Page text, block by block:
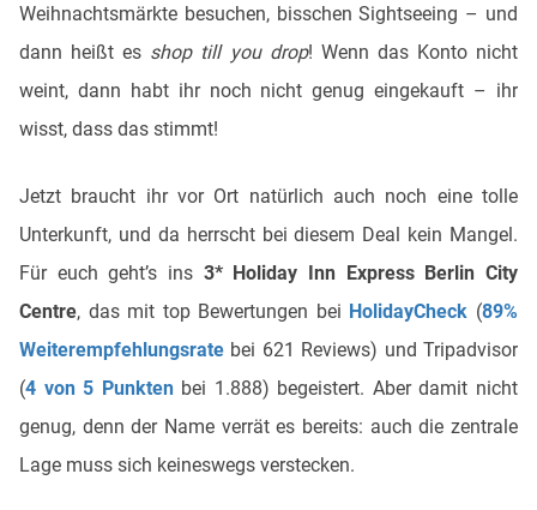
Weihnachtsmärkte besuchen, bisschen Sightseeing – und
dann heißt es shop till you drop! Wenn das Konto nicht
weint, dann habt ihr noch nicht genug eingekauft – ihr
wisst, dass das stimmt!
Jetzt braucht ihr vor Ort natürlich auch noch eine tolle
Unterkunft, und da herrscht bei diesem Deal kein Mangel.
Für euch geht’s ins 3* Holiday Inn Express Berlin City
Centre, das mit top Bewertungen bei HolidayCheck (89%
Weiterempfehlungsrate bei 621 Reviews) und Tripadvisor
(4 von 5 Punktenbei 1.888) begeistert. Aber damit nicht
genug, denn der Name verrät es bereits: auch die zentrale
Lage muss sich keineswegs verstecken.